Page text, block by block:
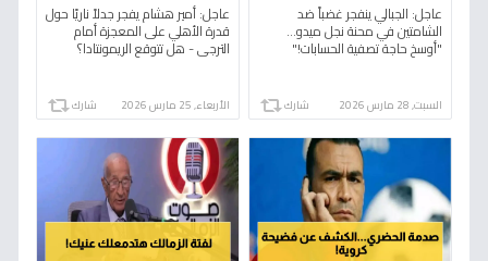
عاجل: الجبالي ينفجر غضباً ضد
الشامتين في محنة نجل ميدو...
"أوسخ حاجة تصفية الحسابات!"
السبت, 28 مارس 2026 شارك
عاجل: أمير هشام يفجر جدلاً ناريًا حول
قدرة الأهلي على المعجزة أمام
الترجي - هل تتوقع الريمونتادا؟
الأربعاء, 25 مارس 2026 شارك